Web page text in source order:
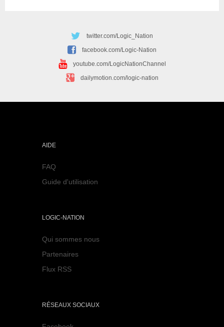
twitter.com/Logic_Nation
facebook.com/Logic-Nation
youtube.com/LogicNationChannel
dailymotion.com/logic-nation
AIDE
FAQ
Guide d'utilisation
LOGIC-NATION
Qui sommes nous
Partenaires
Flux RSS
RÉSEAUX SOCIAUX